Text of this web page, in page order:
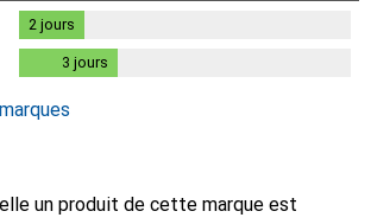
2 jours
3 jours
un produit de cette marque est